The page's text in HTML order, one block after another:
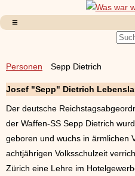
Personen Sepp Dietrich
Josef "Sepp" Dietrich
Der deutsche
der Waffen-SS Sepp Dietrich
geboren und wuchs in ärmlichen
achtjährigen Volksschulzeit
Zürich eine Lehre im